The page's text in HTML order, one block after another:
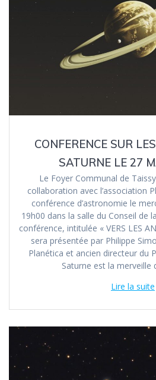
CONFERENCE SUR
SATURNE LE 27
Le Foyer Communal de
collaboration avec l’association
conférence d’astronomie le
19h00 dans la salle du Conseil de
conférence, intitulée « VERS LES
sera présentée par Philippe
Planética et ancien directeur du
Saturne est la merveille
Lire la suite